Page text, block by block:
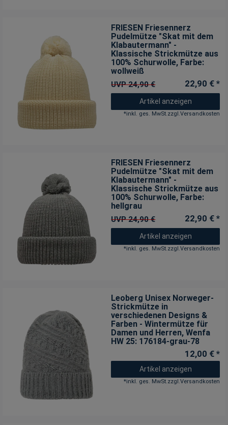
FRIESEN Friesennerz
Pudelmütze "Skat mit dem
Klabautermann" -
Klassische Strickmütze aus
100% Schurwolle, Farbe:
wollweiß
UVP 24,90 € 22,90 € *
Artikel anzeigen
*inkl. ges. MwSt.zzgl.Versandkosten
FRIESEN Friesennerz
Pudelmütze "Skat mit dem
Klabautermann" -
Klassische Strickmütze aus
100% Schurwolle, Farbe:
hellgrau
UVP 24,90 € 22,90 € *
Artikel anzeigen
*inkl. ges. MwSt.zzgl.Versandkosten
Leoberg Unisex Norweger-
Strickmütze in
verschiedenen Designs &
Farben - Wintermütze für
Damen und Herren, Wenfa
HW 25: 176184-grau-78
12,00 € *
Artikel anzeigen
*inkl. ges. MwSt.zzgl.Versandkosten